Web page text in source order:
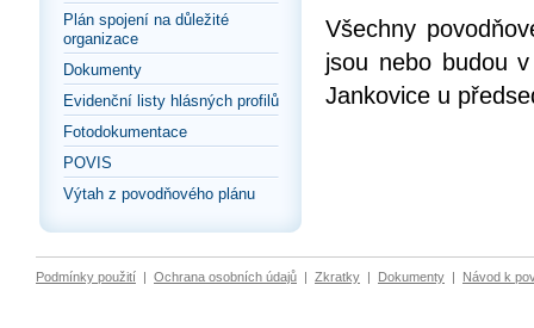
Plán spojení na důležité
organizace
Dokumenty
Evidenční listy hlásných profilů
Fotodokumentace
POVIS
Výtah z povodňového plánu
Všechny
jsou nebo budou
Jankovice u
Podmínky použití | Ochrana osobních údajů | Zkratky | Dokumenty | Návod k